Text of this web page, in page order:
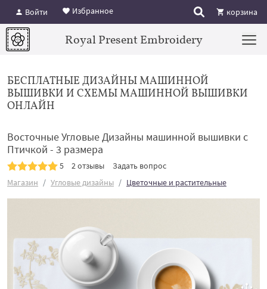
Войти Избранное корзина
Royal Present Embroidery
БЕСПЛАТНЫЕ ДИЗАЙНЫ МАШИННОЙ
ВЫШИВКИ И СХЕМЫ МАШИННОЙ ВЫШИВКИ
ОНЛАЙН
Восточные Угловые Дизайны машинной вышивки с
Птичкой - 3 размера
5 2 отзывы
Задать вопрос
Магазин
Угловые дизайны Цветочные и растительные